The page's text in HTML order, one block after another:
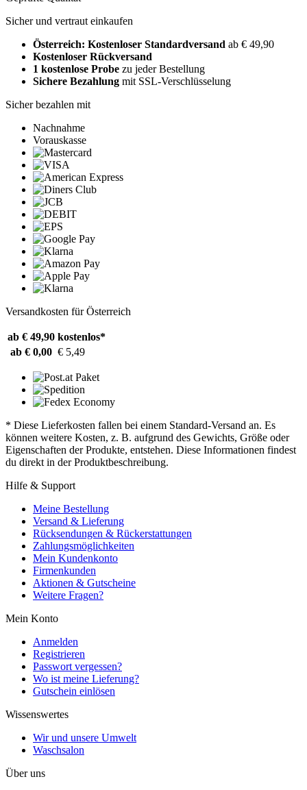
Sicher und vertraut einkaufen
Österreich: Kostenloser Standardversand ab € 49,90
Kostenloser Rückversand
1 kostenlose Probe zu jeder Bestellung
Sichere Bezahlung mit SSL-Verschlüsselung
Sicher bezahlen mit
Nachnahme
Vorauskasse
Versandkosten für Österreich
ab € 49,90 kostenlos*
ab € 0,00 € 5,49
* Diese Lieferkosten fallen bei einem Standard-Versand an. Es
können weitere Kosten, z. B. aufgrund des Gewichts, Größe oder
Eigenschaften der Produkte, entstehen. Diese Informationen findest
du direkt in der Produktbeschreibung.
Hilfe & Support
Meine Bestellung
Versand & Lieferung
Rücksendungen & Rückerstattungen
Zahlungsmöglichkeiten
Mein Kundenkonto
Firmenkunden
Aktionen & Gutscheine
Weitere Fragen?
Mein Konto
Anmelden
Registrieren
Passwort vergessen?
Wo ist meine Lieferung?
Gutschein einlösen
Wissenswertes
Wir und unsere Umwelt
Waschsalon
Über uns